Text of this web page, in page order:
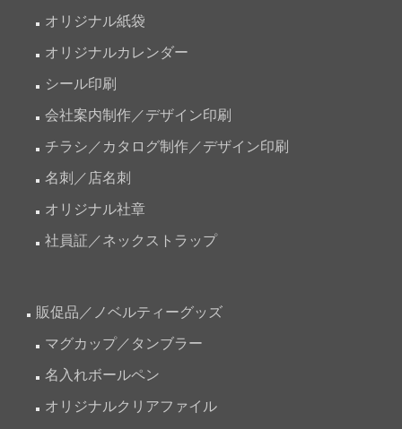
オリジナル紙袋
オリジナルカレンダー
シール印刷
会社案内制作／デザイン印刷
チラシ／カタログ制作／デザイン印刷
名刺／店名刺
オリジナル社章
社員証／ネックストラップ
販促品／ノベルティーグッズ
マグカップ／タンブラー
名入れボールペン
オリジナルクリアファイル